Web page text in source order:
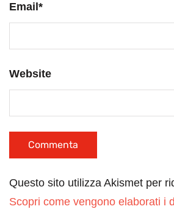
Email *
Website
Questo sito utilizza Akismet per
Scopri come vengono elaborati i